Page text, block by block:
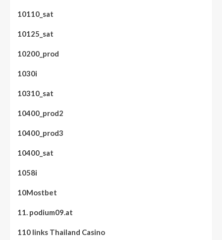
10110_sat
10125_sat
10200_prod
1030i
10310_sat
10400_prod2
10400_prod3
10400_sat
1058i
10Mostbet
11. podium09.at
110 links Thailand Casino